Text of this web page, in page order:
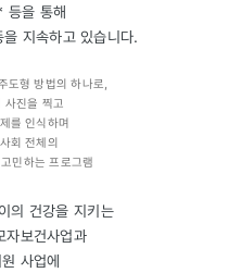
등을 통해
지속하고 있습니다.
도형 방법의 하나로,
사진을 찍고
를 인식하며
회 전체의
민하는 프로그램
의 건강을 지키는
자보건사업과
사업에